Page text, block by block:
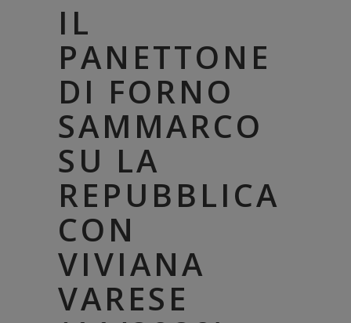
IL
PANETTONE
DI FORNO
SAMMARCO
SU LA
REPUBBLICA
CON
VIVIANA
VARESE